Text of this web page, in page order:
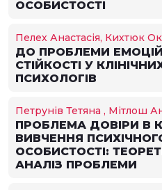
ОСОБИСТОСТІ
Пелех Анастасія, Кихтюк
ДО ПРОБЛЕМИ
СТІЙКОСТІ У
ПСИХОЛОГІВ
Петрунів Тетяна , Мітлош
ПРОБЛЕМА ДОВІРИ В
ВИВЧЕННЯ
ОСОБИСТОСТІ:
АНАЛІЗ ПРОБЛЕМИ